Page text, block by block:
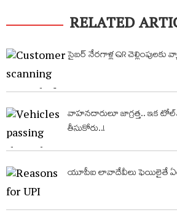
RELATED
సైబర్‌ నేరగాళ్ల QR చెల్లింపులకు
వాహనదారులూ జాగ్రత్త.. ఇక
తీసుకోరు..!
యూపీఐ లావాదేవీలు ఫెయిలైతే